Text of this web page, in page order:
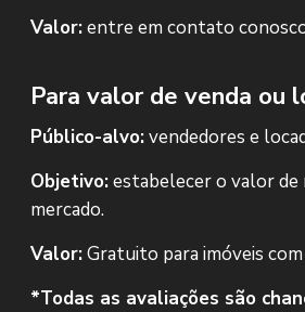
Valor:entre em contato
Para valor de venda ou
Público-alvo:vendedores e
Objetivo:estabelecer o valor de
mercado.
Valor:Gratuito para imóveis
*Todas as avaliações são